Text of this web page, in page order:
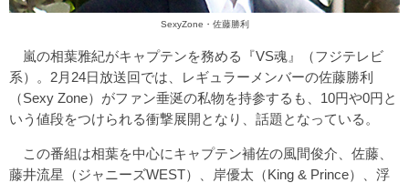
SexyZone・佐藤勝利
嵐の相葉雅紀がキャプテンを務める『VS魂』（フジテレビ
系）。2月24日放送回では、レギュラーメンバーの佐藤勝利
（Sexy Zone）がファン垂涎の私物を持参するも、10円や0円と
いう値段をつけられる衝撃展開となり、話題となっている。
この番組は相葉を中心にキャプテン補佐の風間俊介、佐藤、
藤井流星（ジャニーズWEST）、岸優太（King & Prince）、浮